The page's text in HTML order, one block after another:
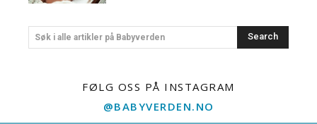
Søk i alle artikler på Babyverden Search
FØLG OSS PÅ INSTAGRAM
@BABYVERDEN.NO